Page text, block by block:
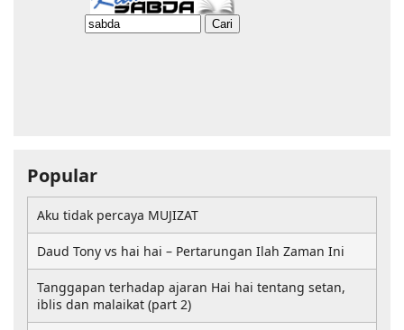
Popular
Aku tidak percaya MUJIZAT
Daud Tony vs hai hai – Pertarungan Ilah Zaman Ini
Tanggapan terhadap ajaran Hai hai tentang setan,
iblis dan malaikat (part 2)